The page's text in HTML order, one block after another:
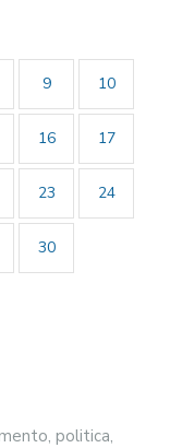
9 10
16 17
23 24
30
politica,